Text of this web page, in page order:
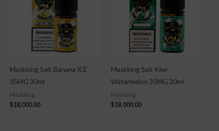
Maskking Salt Banana ICE
35MG 30ml
Maskking
$18,000.00
Maskking Salt Kiwi
Watermelon 35MG 30ml
Maskking
$18,000.00